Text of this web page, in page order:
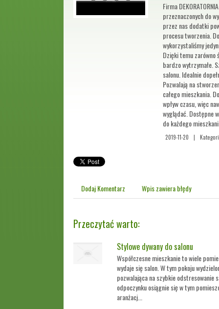
Firma
przeznaczonych do
przez nas dodatki
procesu tworzenia.
wykorzystaliśmy
Dzięki temu zarówno
bardzo wytrzymałe.
salonu. Idealnie
Pozwalają na
całego mieszkania.
wpływ czasu, więc
wyglądać. Dostępne
do każdego
2019-11-20 |
Dodaj Komentarz Wpis zawiera błędy
Przeczytać warto:
Stylowe dywany do salonu
Współczesne mieszkanie to wiele
wydaje się salon. W tym pokoju
pozwalająca na szybkie odstresowanie
odpoczynku osiągnie się w tym
aranżacj...